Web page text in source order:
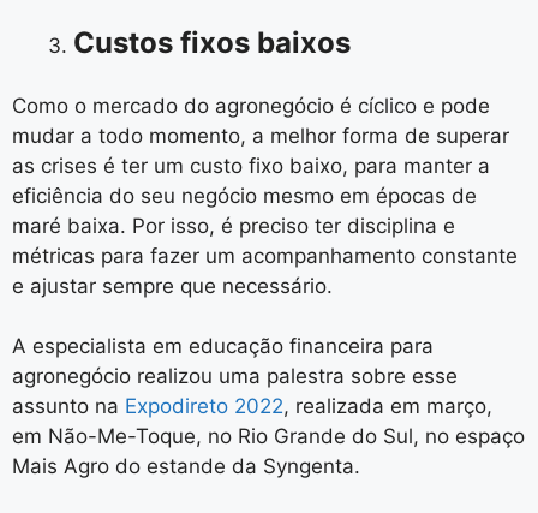
Custos fixos baixos
Como o mercado do agronegócio é cíclico e pode
mudar a todo momento, a melhor forma de superar
as crises é ter um custo fixo baixo, para manter a
eficiência do seu negócio mesmo em épocas de
maré baixa. Por isso, é preciso ter disciplina e
métricas para fazer um acompanhamento constante
e ajustar sempre que necessário.
A especialista em educação financeira para
agronegócio realizou uma palestra sobre esse
assunto na Expodireto 2022, realizada em março,
em Não-Me-Toque, no Rio Grande do Sul, no espaço
Mais Agro do estande da Syngenta.